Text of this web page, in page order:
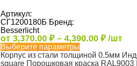
Артикул:
СГ1200180Б Бренд:
Besserlicht
от 3,370.00 ₽ – 4,390.00 ₽/шт
Выберите параметры
Корпус из стали толщиной 0.5мм
square Порошковая краска